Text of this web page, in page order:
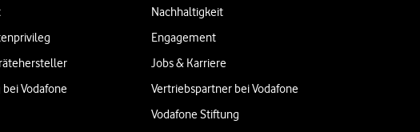
Vodafone
Nachhaltigkeit
Engagement
Jobs & Karriere
Vertriebspartner bei Vodafone
Vodafone Stiftung